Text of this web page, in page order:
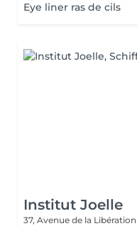
Eye liner ras de cils
Institut Joelle
37, Avenue de la Libération